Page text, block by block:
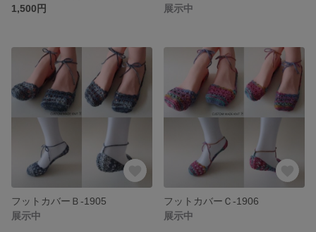
1,500円
展示中
フットカバーＢ-1905
展示中
フットカバーＣ-1906
展示中